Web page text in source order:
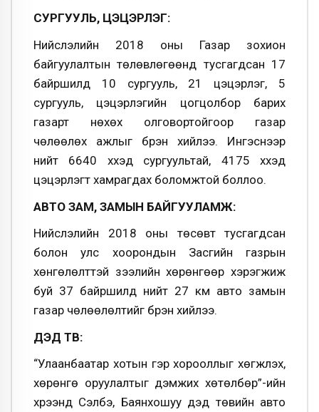
СУРГУУЛЬ, ЦЭЦЭРЛЭГ:
Нийслэлийн 2018 оны Газар зохион
байгуулалтын төлөвлөгөөнд тусгагдсан 17
байршилд 10 сургууль, 21 цэцэрлэг, 5
сургууль, цэцэрлэгийн цогцолбор барих
газарт нөхөх олговортойгоор газар
чөлөөлөх ажлыг бүрэн хийлээ. Ингэснээр
нийт 6640 хүүхэд сургуультай, 4175 хүүхэд
цэцэрлэгт хамрагдах боломжтой боллоо.
АВТО ЗАМ, ЗАМЫН БАЙГУУЛАМЖ:
Нийслэлийн 2018 оны төсөвт тусгагдсан
болон улс хоорондын Засгийн газрын
хөнгөлөлттэй зээлийн хөрөнгөөр хэрэгжиж
буй 37 байршилд нийт 27 км авто замын
газар чөлөөлөлтийг бүрэн хийлээ.
ДЭД ТӨВ:
“Улаанбаатар хотын гэр хорооллыг хөгжүүлэх,
хөрөнгө оруулалтыг дэмжих хөтөлбөр”-ийн
хүрээнд Сэлбэ, Баянхошуу дэд төвийн авто